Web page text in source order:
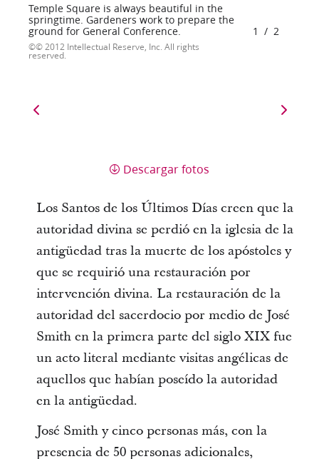
Temple Square is always beautiful in the
springtime. Gardeners work to prepare the
ground for General Conference.
© 2012 Intellectual Reserve, Inc. All rights
reserved.
1 / 2
Descargar fotos
Los Santos de los Últimos Días creen que la
autoridad divina se perdió en la iglesia de la
antigüedad tras la muerte de los apóstoles y
que se requirió una restauración por
intervención divina. La restauración de la
autoridad del sacerdocio por medio de José
Smith en la primera parte del siglo XIX fue
un acto literal mediante visitas angélicas de
aquellos que habían poseído la autoridad
en la antigüedad.
José Smith y cinco personas más, con la
presencia de 50 personas adicionales,